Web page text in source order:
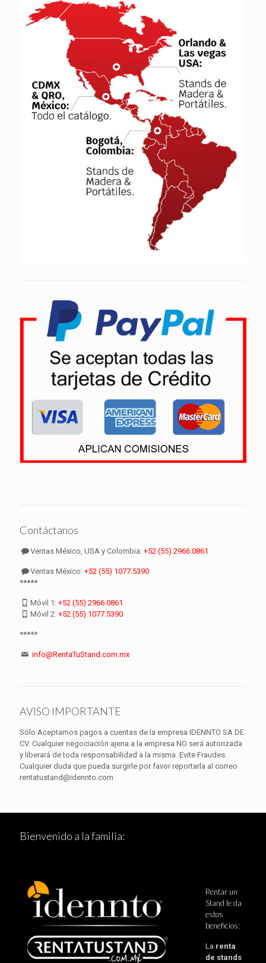
Contáctanos
Ventas México, USA y Colombia:+52 (55) 2966.0861
Ventas México:+52 (55) 1077.5390
*****
Móvil 1:+52 (55) 2966.0861
Móvil 2:+52 (55) 1077.5390
*****
info@RentaTuStand.com.mx
AVISO IMPORTANTE
Sólo Aceptamos pagos a cuentas de la empresa IDENNTO SA DE
CV. Cualquier negociación ajena a la empresa NO será autorizada
y liberará de toda responsabilidad a la misma. Evite Fraudes.
Cualquier duda que pueda surgirle por favor reportarla al correo
rentatustand@idennto.com
Bienvenido a la familia:
Rentar un
Stand le da
estos
beneficios:
La renta
de stands